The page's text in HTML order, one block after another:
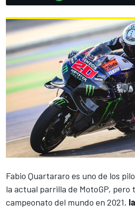
Fabio Quartararo es uno de los
la actual parrilla de MotoGP, pero
campeonato del mundo en 2021,